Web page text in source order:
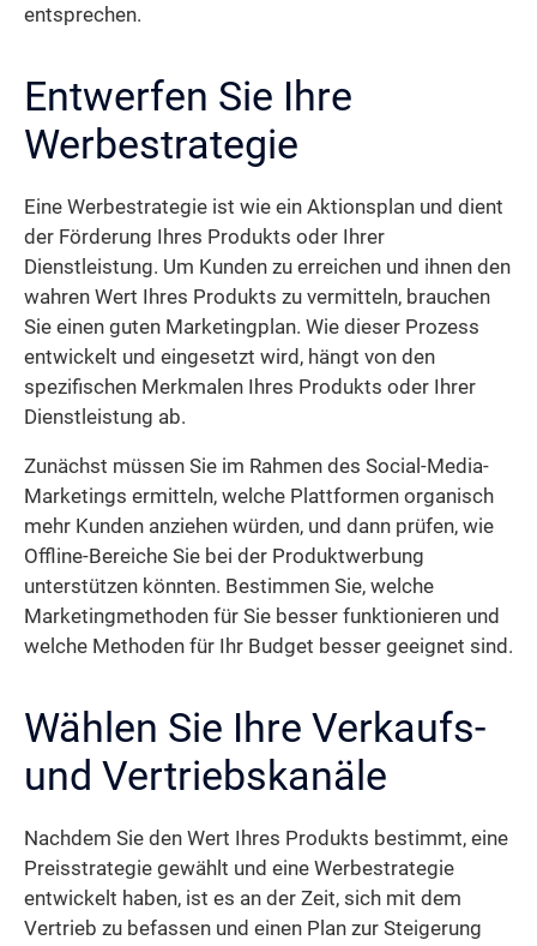
entsprechen.
Entwerfen Sie Ihre
Werbestrategie
Eine Werbestrategie ist wie ein Aktionsplan und dient
der Förderung Ihres Produkts oder Ihrer
Dienstleistung. Um Kunden zu erreichen und ihnen den
wahren Wert Ihres Produkts zu vermitteln, brauchen
Sie einen guten Marketingplan. Wie dieser Prozess
entwickelt und eingesetzt wird, hängt von den
spezifischen Merkmalen Ihres Produkts oder Ihrer
Dienstleistung ab.
Zunächst müssen Sie im Rahmen des Social-Media-
Marketings ermitteln, welche Plattformen organisch
mehr Kunden anziehen würden, und dann prüfen, wie
Offline-Bereiche Sie bei der Produktwerbung
unterstützen könnten. Bestimmen Sie, welche
Marketingmethoden für Sie besser funktionieren und
welche Methoden für Ihr Budget besser geeignet sind.
Wählen Sie Ihre Verkaufs-
und Vertriebskanäle
Nachdem Sie den Wert Ihres Produkts bestimmt, eine
Preisstrategie gewählt und eine Werbestrategie
entwickelt haben, ist es an der Zeit, sich mit dem
Vertrieb zu befassen und einen Plan zur Steigerung